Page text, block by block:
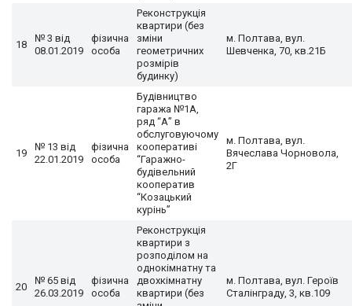
18
№ 3 від
08.01.2019
фізична
особа
Реконструкція
квартири (без
зміни
геометричних
розмірів
будинку)
м. Полтава, вул.
Шевченка, 70, кв.21Б
19
№ 13 від
22.01.2019
фізична
особа
Будівництво
гаража №1А,
ряд “А” в
обслуговуючому
кооперативі
“Гаражно-
будівельний
кооператив
“Козацький
курінь”
м. Полтава, вул.
Вячеслава Чорновола,
2Г
20
№ 65 від
26.03.2019
фізична
особа
Реконструкція
квартири з
розподілом на
однокімнатну та
двохкімнатну
квартири (без
м. Полтава, вул. Героїв
Сталінграду, 3, кв.109